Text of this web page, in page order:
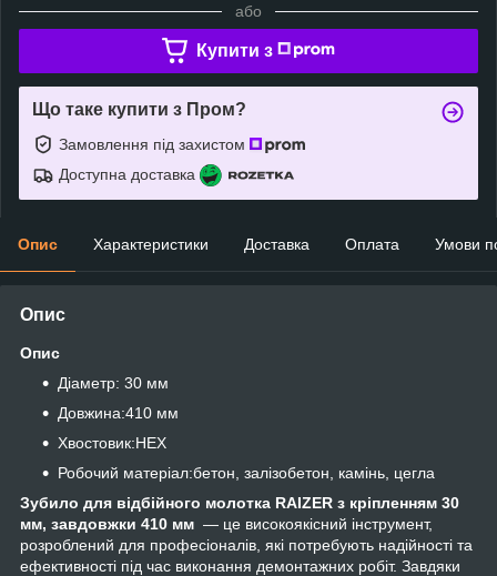
або
Купити з
Що таке купити з Пром?
Замовлення під захистом
Доступна доставка
Опис Характеристики Доставка Оплата Умови
Опис
Опис
Діаметр: 30 мм
Довжина:410 мм
Хвостовик:HEX
Робочий матеріал:бетон, залізобетон, камінь, цегла
Зубило для відбійного молотка RAIZER з кріпленням 30
мм, завдовжки 410 мм — це високоякісний інструмент,
розроблений для професіоналів, які потребують надійності та
ефективності під час виконання демонтажних робіт. Завдяки